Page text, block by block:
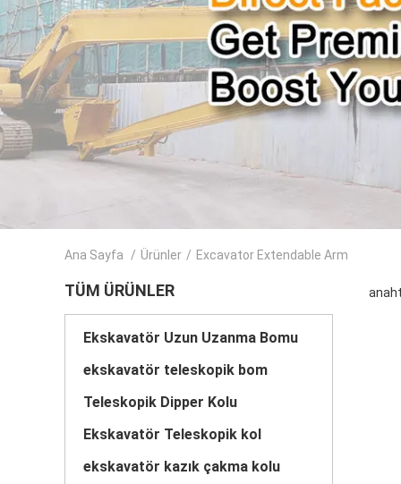
Ana Sayfa / Ürünler / Excavator Extendable Arm
TÜM ÜRÜNLER
Ekskavatör Uzun Uzanma Bomu
ekskavatör teleskopik bom
Teleskopik Dipper Kolu
Ekskavatör Teleskopik kol
ekskavatör kazık çakma kolu